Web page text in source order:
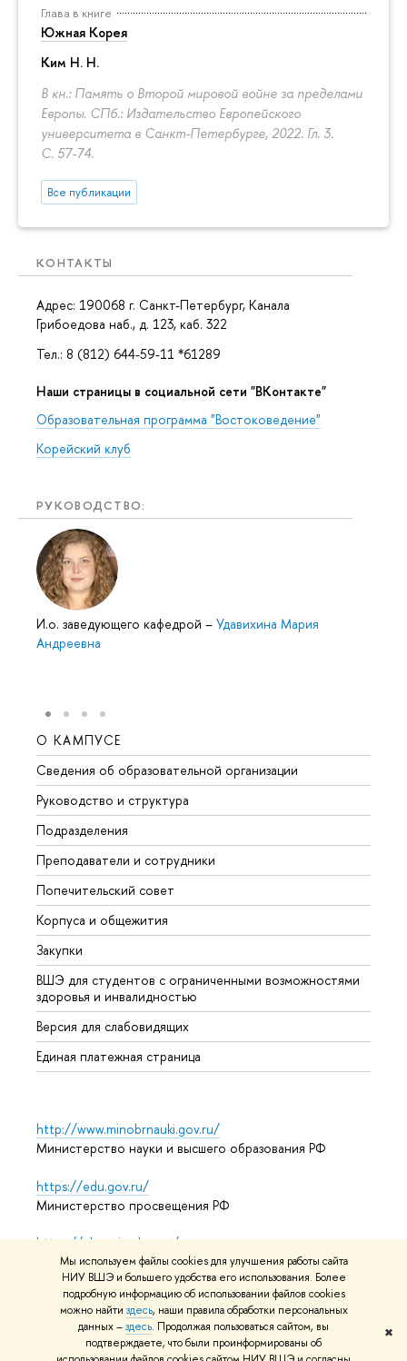
Мы используем файлы cookies для улучшения работы сайта
НИУ ВШЭ и большего удобства его использования. Более
подробную информацию об использовании файлов cookies
можно найти здесь, наши правила обработки персональных
данных –здесь. Продолжая пользоваться сайтом, вы
подтверждаете, что были проинформированы об
✖
Глава в книге
Южная Корея
Ким Н. Н.
В кн.: Память о Второй мировой войне за пределами
Европы. СПб.: Издательство Европейского
университета в Санкт-Петербурге, 2022. Гл. 3.
С. 57-74.
Все публикации
КОНТАКТЫ
Адрес: 190068 г. Санкт-Петербург, Канала
Грибоедова наб., д. 123, каб. 322
Тел.: 8 (812) 644-59-11 *61289
Наши страницы в социальной сети "ВКонтакте"
Образовательная программа "Востоковедение"
Корейский клуб
РУКОВОДСТВО:
И.о. заведующего кафедрой – Удавихина Мария
Андреевна
О КАМПУСЕ
Сведения об образовательной организации
Руководство и структура
Подразделения
Преподаватели и сотрудники
Попечительский совет
Корпуса и общежития
Закупки
ВШЭ для студентов с ограниченными возможностями
здоровья и инвалидностью
Версия для слабовидящих
Единая платежная страница
http://www.minobrnauki.gov.ru/
Министерство науки и высшего образования РФ
https://edu.gov.ru/
Министерство просвещения РФ
https://elearning.hse.ru/mooc
Массовые открытые онлайн-курсы
© НИУ ВШЭ 1993–2026 Адреса и контактыУсловия
использования материаловПолитика конфиденциальности